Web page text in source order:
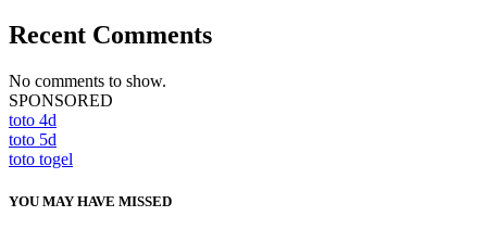
Recent Comments
No comments to show.
SPONSORED
toto 4d
toto 5d
toto togel
YOU MAY HAVE MISSED